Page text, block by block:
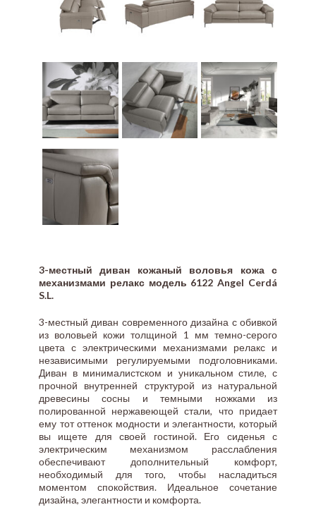
3-местный диван кожаный воловья кожа с
механизмами релакс модель 6122 Angel Cerdá
S.L.
3-местный диван современного дизайна с обивкой
из воловьей кожи толщиной 1 мм темно-серого
цвета с электрическими механизмами релакс и
независимыми регулируемыми подголовниками.
Диван в минималистском и уникальном стиле, с
прочной внутренней структурой из натуральной
древесины сосны и темными ножками из
полированной нержавеющей стали, что придает
ему тот оттенок модности и элегантности, который
вы ищете для своей гостиной. Его сиденья с
электрическим механизмом расслабления
обеспечивают дополнительный комфорт,
необходимый для того, чтобы насладиться
моментом спокойствия. Идеальное сочетание
дизайна, элегантности и комфорта.